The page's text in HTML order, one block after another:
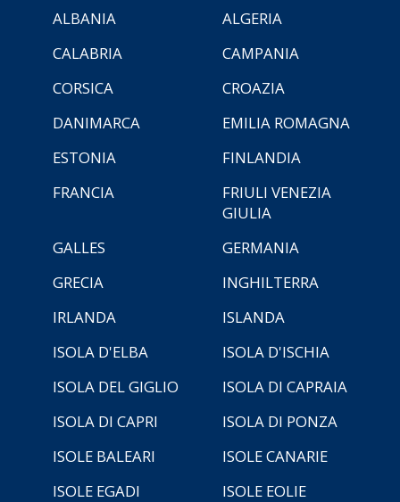
ALBANIA
ALGERIA
CALABRIA
CAMPANIA
CORSICA
CROAZIA
DANIMARCA
EMILIA ROMAGNA
ESTONIA
FINLANDIA
FRANCIA
FRIULI VENEZIA
GIULIA
GALLES
GERMANIA
GRECIA
INGHILTERRA
IRLANDA
ISLANDA
ISOLA D'ELBA
ISOLA D'ISCHIA
ISOLA DEL GIGLIO
ISOLA DI CAPRAIA
ISOLA DI CAPRI
ISOLA DI PONZA
ISOLE BALEARI
ISOLE CANARIE
ISOLE EGADI
ISOLE EOLIE